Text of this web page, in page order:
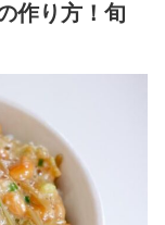
作り方！旬